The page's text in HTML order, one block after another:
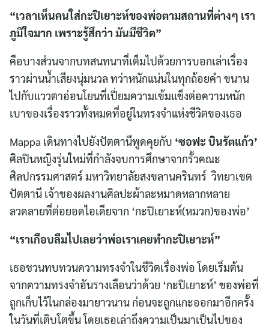
“เวลาเห็นคนใส่กะปิเยาะห์ของพ่อตามสถานที่ต่างๆ เรา
ภูมิใจมาก เพราะรู้สึกว่า มันมีชีวิต”
คือบางส่วนจากบทสนทนาที่เต็มไปด้วยการบอกเล่าเรื่อง
ราวผ่านน้ำเสียงนุ่มนวล ทว่าหนักแน่นในทุกถ้อยคำ ขนาน
ไปกับแววตาอ่อนโยนที่เปี่ยมความเข้มแข็งต่อความหนัก
เบาของเรื่องราวทั้งหมดที่อยู่ในทรงจำแห่งชีวิตของเธอ
Mappa เดินทางไปยังปัตตานีพูดคุยกับ ‘ซอฟะ บินรัตแก้ว’
ศิลปินหญิงรุ่นใหม่ที่กำลังจบการศึกษาจากรั้วคณะ
ศิลปกรรมศาสตร์ มหาวิทยาลัยสงขลานครินทร์ วิทยาเขต
ปัตตานี เจ้าของผลงานศิลปะผ้าละหมาดหลากหลาย
ลวดลายที่ต่อยอดไอเดียจาก ‘กะปิเยาะห์(หมวก)ของพ่อ’
“เราเกือบลืมไปเลยว่าพ่อเราเคยทำกะปิเยาะห์”
เธอชวนทบทวนความทรงจำในชีวิตเรื่องพ่อ โดยเริ่มต้น
จากความทรงจำอันรางเลือนว่าด้วย ‘กะปิเยาะห์’ ของพ่อที่
ถูกเก็บไว้ในกล่องมายาวนาน ก่อนจะถูกแกะออกมาอีกครั้ง
ในวันที่เติบโตขึ้น โดยเธอเล่าถึงความเป็นมาเป็นไปของ